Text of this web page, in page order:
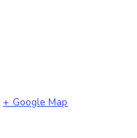
+ Google Map